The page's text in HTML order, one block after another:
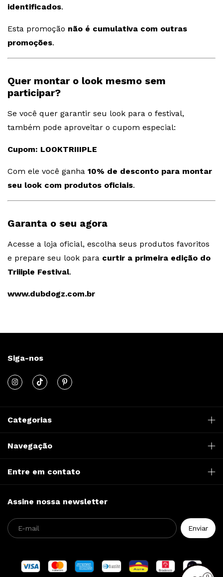
identificados.
Esta promoção não é cumulativa com outras
promoções.
Quer montar o look mesmo sem
participar?
Se você quer garantir seu look para o festival,
também pode aproveitar o cupom especial:
Cupom: LOOKTRIIIPLE
Com ele você ganha 10% de desconto para montar
seu look com produtos oficiais.
Garanta o seu agora
Acesse a loja oficial, escolha seus produtos favoritos
e prepare seu look para curtir a primeira edição do
Triiiple Festival.
www.dubdogz.com.br
Siga-nos
Categorias
Navegação
Entre em contato
Assine nossa newsletter